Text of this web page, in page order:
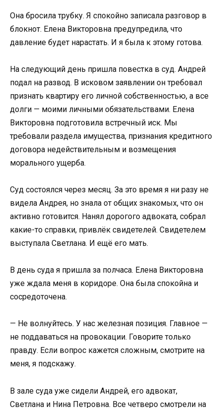
Она бросила трубку. Я спокойно записала разговор в
блокнот. Елена Викторовна предупредила, что
давление будет нарастать. И я была к этому готова.
На следующий день пришла повестка в суд. Андрей
подал на развод. В исковом заявлении он требовал
признать квартиру его личной собственностью, а все
долги — моими личными обязательствами. Елена
Викторовна подготовила встречный иск. Мы
требовали раздела имущества, признания кредитного
договора недействительным и возмещения
морального ущерба.
Суд состоялся через месяц. За это время я ни разу не
видела Андрея, но знала от общих знакомых, что он
активно готовится. Нанял дорогого адвоката, собрал
какие-то справки, привлёк свидетелей. Свидетелем
выступала Светлана. И ещё его мать.
В день суда я пришла за полчаса. Елена Викторовна
уже ждала меня в коридоре. Она была спокойна и
сосредоточена.
— Не волнуйтесь. У нас железная позиция. Главное —
не поддаваться на провокации. Говорите только
правду. Если вопрос кажется сложным, смотрите на
меня, я подскажу.
В зале суда уже сидели Андрей, его адвокат,
Светлана и Нина Петровна. Все четверо смотрели на